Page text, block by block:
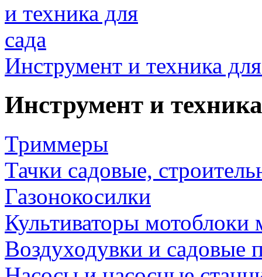
Инструмент и техника
Инструмент и
Триммеры
Тачки садовые,
Газонокосилки
Культиваторы мотоблоки
Воздуходувки и садовые